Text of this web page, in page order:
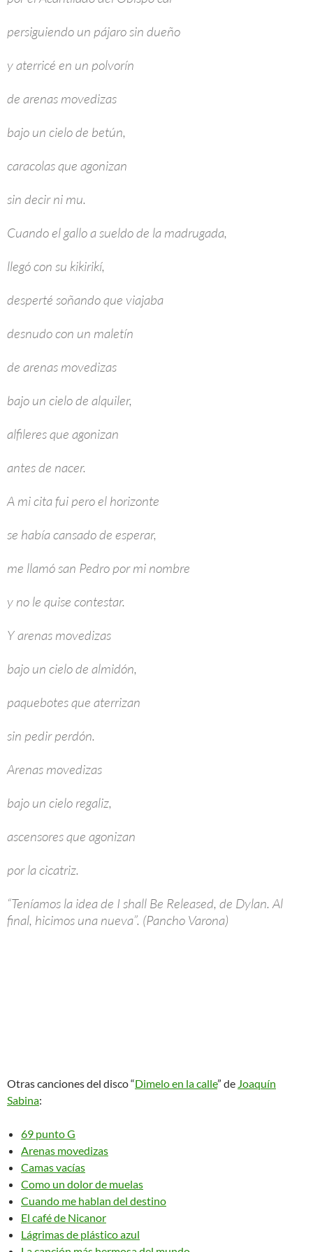
persiguiendo un pájaro sin dueño
y aterricé en un polvorín
de arenas movedizas
bajo un cielo de betún,
caracolas que agonizan
sin decir ni mu.
Cuando el gallo a sueldo de la madrugada,
llegó con su kikirikí,
desperté soñando que viajaba
desnudo con un maletín
de arenas movedizas
bajo un cielo de alquiler,
alfileres que agonizan
antes de nacer.
A mi cita fui pero el horizonte
se había cansado de esperar,
me llamó san Pedro por mi nombre
y no le quise contestar.
Y arenas movedizas
bajo un cielo de almidón,
paquebotes que aterrizan
sin pedir perdón.
Arenas movedizas
bajo un cielo regaliz,
ascensores que agonizan
por la cicatriz.
“Teníamos la idea de I shall Be Released, de Dylan. Al
final, hicimos una nueva”. (Pancho Varona)
Otras canciones del disco “Dimelo en la calle” de Joaquín
Sabina:
69 punto G
Arenas movedizas
Camas vacías
Como un dolor de muelas
Cuando me hablan del destino
El café de Nicanor
Lágrimas de plástico azul